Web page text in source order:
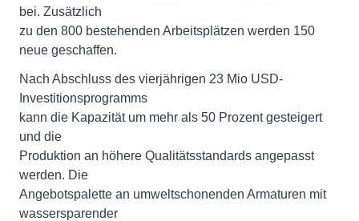
bei. Zusätzlich
zu den 800 bestehenden Arbeitsplätzen werden 150
neue geschaffen.
Nach Abschluss des vierjährigen 23 Mio USD-
Investitionsprogramms
kann die Kapazität um mehr als 50 Prozent gesteigert
und die
Produktion an höhere Qualitätsstandards angepasst
werden. Die
Angebotspalette an umweltschonenden Armaturen mit
wassersparender